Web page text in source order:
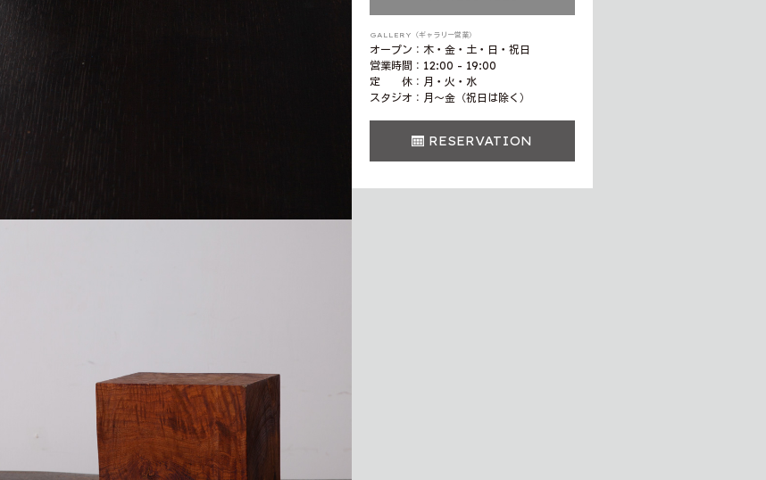
GALLERY（ギャラリー営業）
オープン：木・金・土・日・祝日
営業時間：12:00 - 19:00
定 休：月・火・水
スタジオ：月〜金（祝日は除く）
RESERVATION